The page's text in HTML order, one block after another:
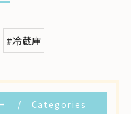
#冷蔵庫
Categories